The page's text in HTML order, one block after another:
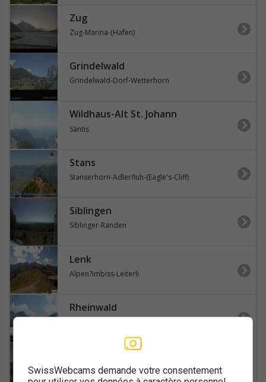
Zug
Zug-Marina-(Hafen)
Grindelwald
Grindelwald-Dorf-Wetterhorn
Wildhaus-Alt St. Johann
Säntis
Stans
Stanserhorn-Adlerfluh-(Eagle's-Cliff)
Siblingen
Siblinger-Randen
Lenk
Alpen?Imbiss-Leiterli
Rheinwald
Lausanne-Cathedral-Lake-Geneva-Les-Jumelles
SwissWebcams demande votre consentement